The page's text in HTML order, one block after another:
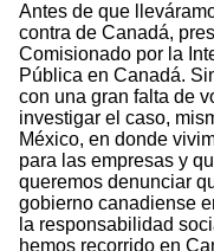
Antes de que
contra de Canadá,
Comisionado por la
Pública en Canadá.
con una gran falta de
investigar el caso,
México, en donde
para las empresas y
queremos denunciar
gobierno canadiense
la responsabilidad
hemos recorrido en